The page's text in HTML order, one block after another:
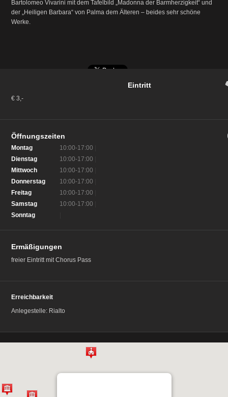
Bartolomeo Vivarini mit dem Tafelbild „Madonna der Barmherzigkeit“ und
der „Heiligen Barbara“ von Palma dem Älteren – beides sehr schöne
Werke.
Eintritt
€ 3,-
Öffnungszeiten
Montag 10:00-17:00
Dienstag
10:00-17:00
Mittwoch
10:00-17:00
Donnerstag
10:00-17:00
Freitag
10:00-17:00
Samstag
10:00-17:00
Sonntag
Ermäßigungen
freier Eintritt mit Chorus Pass
Erreichbarkeit
Anlegestelle: Rialto